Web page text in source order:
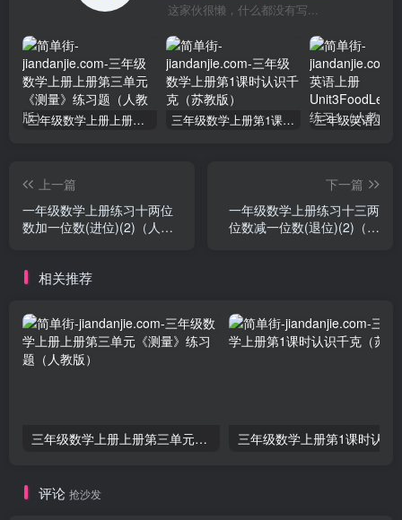
这家伙很懒，什么都没有写...
三年级数学上册上册第三单元《测量》练习题（人教版） 三年级数学上册第1课时认识千克（苏教版）
上一篇
一年级数学上册练习十两位
数加一位数(进位)(2)（人教
下一篇
一年级数学上册练习十三两
位数减一位数(退位)(2)（人
相关推荐
三年级数学上册上册第三单元《测量》练习题（人教版）
评论 抢沙发